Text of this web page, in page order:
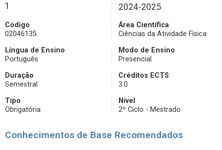
1 2024-2025
Código
02046135
Área Científica
Ciências da Atividade Física
Língua de Ensino
Português
Modo de Ensino
Presencial
Duração
Semestral
Créditos ECTS
3.0
Tipo
Obrigatória
Nível
2º Ciclo - Mestrado
Conhecimentos de Base Recomendados